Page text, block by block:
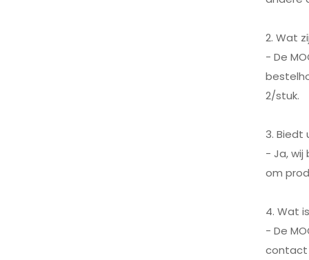
2. Wat
- De
2/stuk.
3. Biedt
- Ja, wij
om
4. Wat
- De
contact